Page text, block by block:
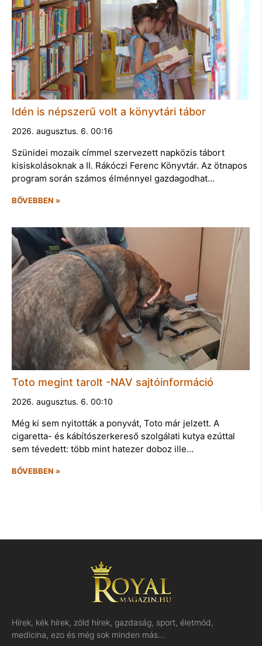
Idén is népszerű volt a könyvtári tábor
2026. augusztus. 6. 00:16
Szünidei mozaik címmel szervezett napközis tábort
kisiskolásoknak a II. Rákóczi Ferenc Könyvtár. Az ötnapos
program során számos élménnyel gazdagodhat…
BŐVEBBEN »
Toto megint tarolt -NAV sajtóinformáció
2026. augusztus. 6. 00:10
Még ki sem nyitották a ponyvát, Toto már jelzett. A
cigaretta- és kábítószerkereső szolgálati kutya ezúttal
sem tévedett: több mint hatezer doboz ille…
BŐVEBBEN »
Hírek, kék hírek, zöld hírek, gazdaság, sport, életmód,
medicina, ezo és még sok minden más…